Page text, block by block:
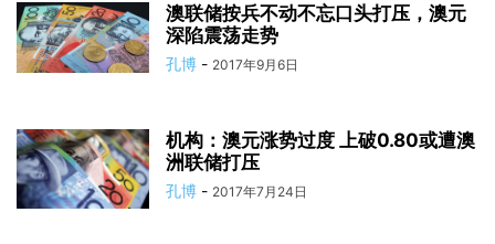
澳联储按兵不动不忘口头打压，澳元
深陷震荡走势
孔博 - 2017年9月6日
机构：澳元涨势过度 上破0.80或遭澳
洲联储打压
孔博 - 2017年7月24日